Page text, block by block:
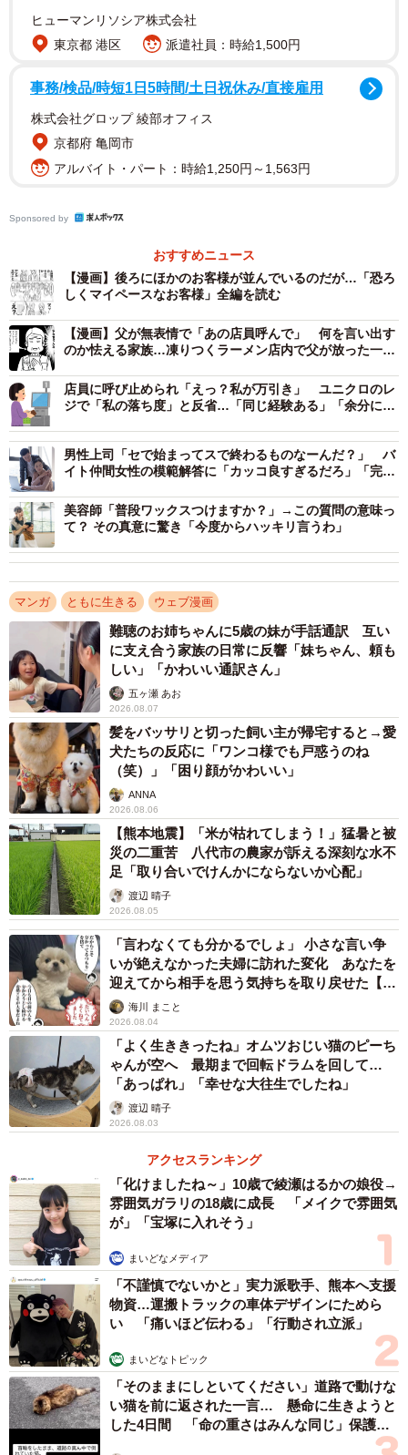
事の始まりはオムニウッチーさんが働く雑貨店に、身だし
たことでした。この親子はレジにいたオムニウッチーさん
に声をかけ、とある商品の色違いがあるか尋ねます。オム
ニウッチーさんは、その商品の色違いは取り寄せができ
ず、もしかしたらメーカーの公式サイトで販売しているか
2/11
商品の質問をレジでする親子（オムニウッチーさん提供）
この答えを聞いた親子は、突然スマホを取り出して商品情
報を調べ始めるのでした。このやり取りはレジ前でおこな
われており、親子の後ろには他のお客さんが並び始めてい
ます。
レジが並び始める中、レジ前でマイペースに悩み続ける親
子を見ながら、焦りを隠し切れないオムニウッチーさん。
仕方なく次のお客さんのお会計を優先させようとした瞬間
に、親子は「あ～！コレはやっぱいらないです」と迷って
いた商品の購入を断念します。これでお会計作業を進めら
れると思ったオムニウッチーさんは、大急ぎでレジ打ちを
おこなうのでした。
3/11
マイペースな親子の後ろにはレジを待つお客さんの列が…（オムニウッ
チーさん提供）
そして、あとはクレジットカードの暗証番号を入力しても
らったら完了というタイミングで、親子は「あ～やっぱり
さっきの買います～」とつぶやきます。これによってレジ
打ちを最初からやり直しになったオムニウッチーさんは心
の中で大慌てしながら、素早くレジ作業を再開。やっとお
会計が終わり、次のお客さんのお会計に進めると思ったそ
の時、「あ……コレ、プレゼント用なんでラッピングして
欲しいんですが～」と親子からのとどめの一言が入るので
した。
ヒューマンリソシア株式会社
東京都 港区
派遣社員：時給1,500円
事務/検品/時短1日5時間/土日祝休み/直接雇用
株式会社グロップ 綾部オフィス
京都府 亀岡市
アルバイト・パート：時給1,250円～1,563円
Sponsored by
おすすめニュース
【漫画】後ろにほかのお客様が並んでいるのだが…「恐ろ
しくマイペースなお客様」全編を読む
【漫画】父が無表情で「あの店員呼んで」 何を言い出す
のか怯える家族…凍りつくラーメン店内で父が放った一言
店員に呼び止められ「えっ？私が万引き」 ユニクロのレ
ジで「私の落ち度」と反省…「同じ経験ある」「余分に計
男性上司「セで始まってスで終わるものなーんだ？」 バ
イト仲間女性の模範解答に「カッコ良すぎるだろ」「完璧
美容師「普段ワックスつけますか？」→この質問の意味っ
て？ その真意に驚き「今度からハッキリ言うわ」
マンガ ともに生きる ウェブ漫画
難聴のお姉ちゃんに5歳の妹が手話通訳 互い
に支え合う家族の日常に反響「妹ちゃん、頼も
しい」「かわいい通訳さん」
五ヶ瀬 あお
2026.08.07
髪をバッサリと切った飼い主が帰宅すると→愛
犬たちの反応に「ワンコ様でも戸惑うのね
（笑）」「困り顔がかわいい」
ANNA
2026.08.06
【熊本地震】「米が枯れてしまう！」猛暑と被
災の二重苦 八代市の農家が訴える深刻な水不
足「取り合いでけんかにならないか心配」
渡辺 晴子
2026.08.05
「言わなくても分かるでしょ」 小さな言い争
いが絶えなかった夫婦に訪れた変化 あなたを
迎えてから相手を思う気持ちを取り戻せた【漫
画】海川 まこと
2026.08.04
「よく生ききったね」オムツおじい猫のピーち
ゃんが空へ 最期まで回転ドラムを回して…
「あっぱれ」「幸せな大往生でしたね」
渡辺 晴子
2026.08.03
アクセスランキング
「化けましたね～」10歳で綾瀬はるかの娘役→
雰囲気ガラリの18歳に成長 「メイクで雰囲気
が」「宝塚に入れそう」
まいどなメディア
「不謹慎でないかと」実力派歌手、熊本へ支援
物資…運搬トラックの車体デザインにためら
い 「痛いほど伝わる」「行動され立派」
まいどなトピック
「そのままにしといてください」道路で動けな
い猫を前に返された一言… 懸命に生きようと
した4日間 「命の重さはみんな同じ」保護団